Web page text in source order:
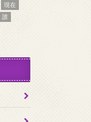
現在
誰